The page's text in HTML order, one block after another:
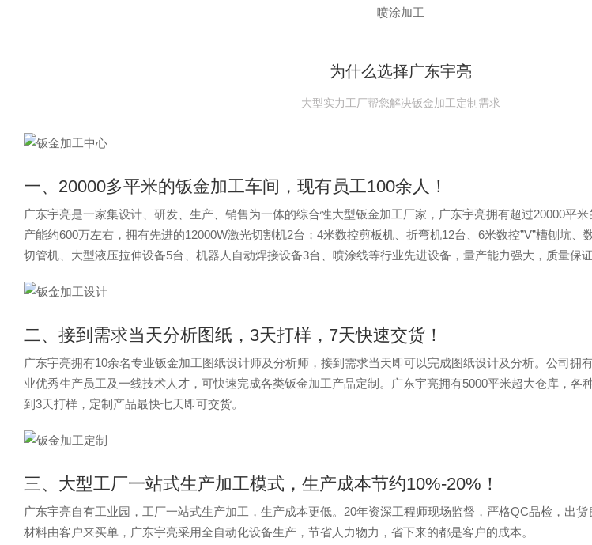
喷涂加工
为什么选择广东宇亮
大型实力工厂帮您解决钣金加工定制需求
一、20000多平米的钣金加工车间，现有员工100余人！
广东宇亮是一家集设计、研发、生产、销售为一体的综合性大型钣金加工厂家，广东宇亮拥有超过20000平
产能约600万左右，拥有先进的12000W激光切割机2台；4米数控剪板机、折弯机12台、6米数控”V”槽刨坑
切管机、大型液压拉伸设备5台、机器人自动焊接设备3台、喷涂线等行业先进设备，量产能力强大，质量保证
二、接到需求当天分析图纸，3天打样，7天快速交货！
广东宇亮拥有10余名专业钣金加工图纸设计师及分析师，接到需求当天即可以完成图纸设计及分析。公司拥
业优秀生产员工及一线技术人才，可快速完成各类钣金加工产品定制。广东宇亮拥有5000平米超大仓库，各
到3天打样，定制产品最快七天即可交货。
三、大型工厂一站式生产加工模式，生产成本节约10%-20%！
广东宇亮自有工业园，工厂一站式生产加工，生产成本更低。20年资深工程师现场监督，严格QC品检，出
材料由客户来买单，广东宇亮采用全自动化设备生产，节省人力物力，省下来的都是客户的成本。